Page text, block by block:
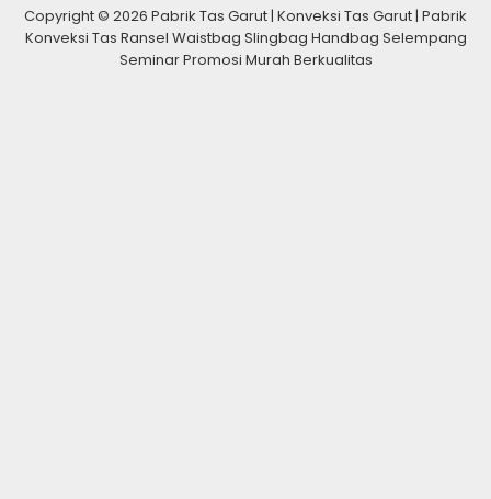
Copyright © 2026 Pabrik Tas Garut | Konveksi Tas Garut | Pabrik
Konveksi Tas Ransel Waistbag Slingbag Handbag Selempang
Seminar Promosi Murah Berkualitas